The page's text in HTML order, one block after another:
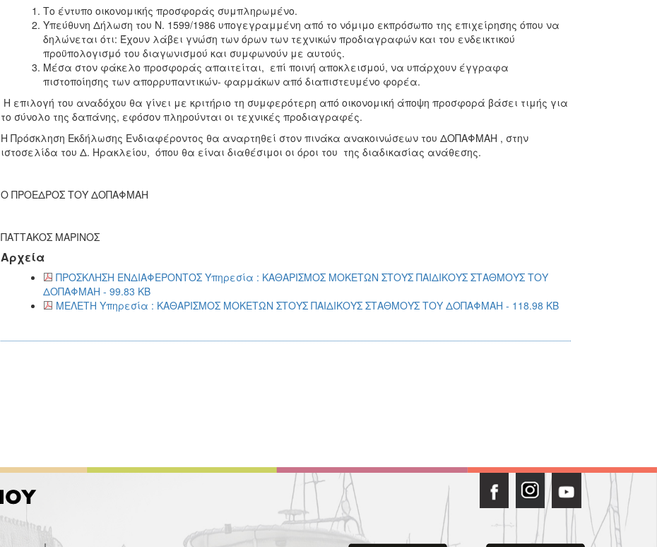
Το έντυπο οικονομικής προσφοράς συμπληρωμένο.
Υπεύθυνη Δήλωση του Ν. 1599/1986 υπογεγραμμένη από το νόμιμο εκπρόσωπο της επιχείρησης όπου να
δηλώνεται ότι: Έχουν λάβει γνώση των όρων των τεχνικών προδιαγραφών και του ενδεικτικού
προϋπολογισμό του διαγωνισμού και συμφωνούν με αυτούς.
Μέσα στον φάκελο προσφοράς απαιτείται, επί ποινή αποκλεισμού, να υπάρχουν έγγραφα
πιστοποίησης των απορρυπαντικών- φαρμάκων από διαπιστευμένο φορέα.
H επιλογή του αναδόχου θα γίνει με κριτήριο τη συμφερότερη από οικονομική άποψη προσφορά βάσει τιμής για
το σύνολο της δαπάνης, εφόσον πληρούνται οι τεχνικές προδιαγραφές.
Η Πρόσκληση Εκδήλωσης Ενδιαφέροντος θα αναρτηθεί στον πινάκα ανακοινώσεων του ΔΟΠΑΦΜΑΗ , στην
ιστοσελίδα του Δ. Ηρακλείου, όπου θα είναι διαθέσιμοι οι όροι του της διαδικασίας ανάθεσης.
Ο ΠΡΟΕΔΡΟΣ ΤΟΥ ΔΟΠΑΦΜΑΗ
ΠΑΤΤΑΚΟΣ ΜΑΡΙΝΟΣ
Αρχεία
ΠΡΟΣΚΛΗΣΗ ΕΝΔΙΑΦΕΡΟΝΤΟΣ Υπηρεσία : ΚΑΘΑΡΙΣΜΟΣ ΜΟΚΕΤΩΝ ΣΤΟΥΣ ΠΑΙΔΙΚΟΥΣ ΣΤΑΘΜΟΥΣ ΤΟΥ
ΔΟΠΑΦΜΑΗ - 99.83 KB
ΜΕΛΕΤΗ Υπηρεσία : ΚΑΘΑΡΙΣΜΟΣ ΜΟΚΕΤΩΝ ΣΤΟΥΣ ΠΑΙΔΙΚΟΥΣ ΣΤΑΘΜΟΥΣ ΤΟΥ ΔΟΠΑΦΜΑΗ - 118.98 KB